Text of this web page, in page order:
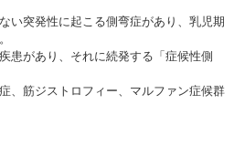
い突発性に起こる側弯症があり、乳児期
患があり、それに続発する「症候性側
、筋ジストロフィー、マルファン症候群